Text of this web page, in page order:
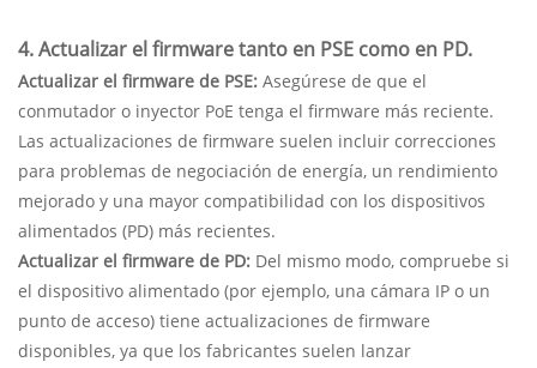
4. Actualizar el firmware tanto en PSE como en PD.
Actualizar el firmware de PSE: Asegúrese de que el
conmutador o inyector PoE tenga el firmware más reciente.
Las actualizaciones de firmware suelen incluir correcciones
para problemas de negociación de energía, un rendimiento
mejorado y una mayor compatibilidad con los dispositivos
alimentados (PD) más recientes.
Actualizar el firmware de PD: Del mismo modo, compruebe si
el dispositivo alimentado (por ejemplo, una cámara IP o un
punto de acceso) tiene actualizaciones de firmware
disponibles, ya que los fabricantes suelen lanzar